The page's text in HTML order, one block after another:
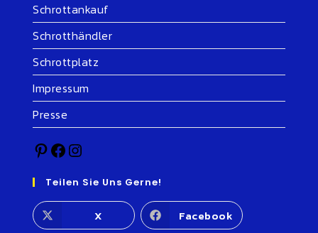
Schrottankauf
Schrotthändler
Schrottplatz
Impressum
Presse
Teilen Sie Uns Gerne!
X Facebook